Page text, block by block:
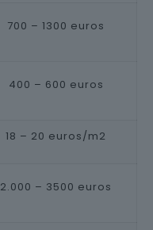
700 – 1300 euros
400 – 600 euros
18 – 20 euros/m2
2.000 – 3500 euros